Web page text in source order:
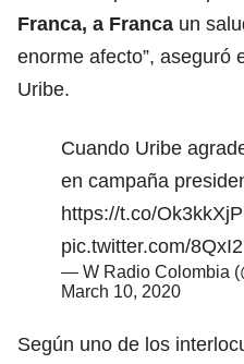
Franca, a Franca un
enorme afecto”, aseguró
Uribe.
Cuando Uribe
en campaña
https://t.co/
pic.twitter.com/
— W Radio Colombia
March 10, 2020
Según uno de los